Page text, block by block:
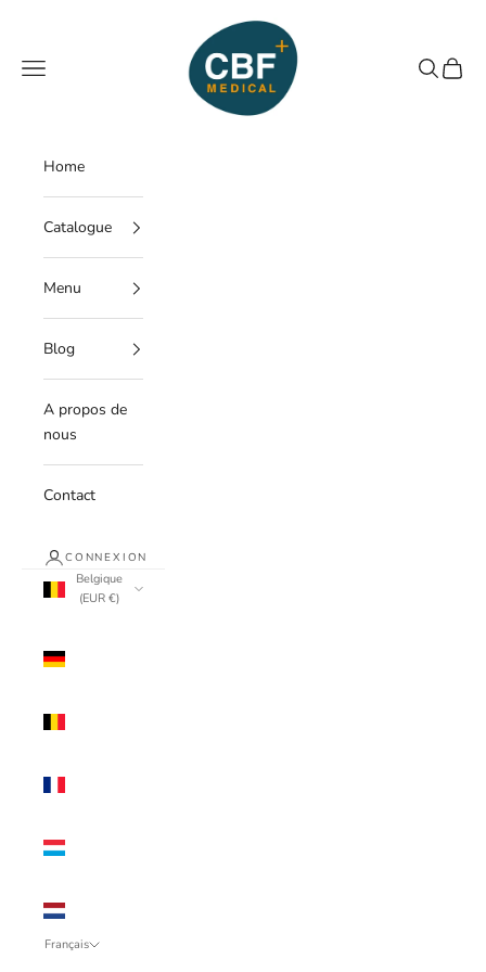
CBF Medical
Menu
Recherche
Panier
Home
Catalogue
Menu
Blog
A propos de
nous
Contact
CONNEXION
Belgique
(EUR €)
Français